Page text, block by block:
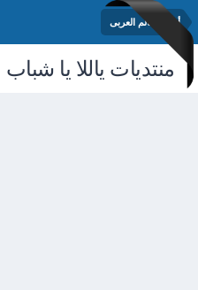
أخبار العالم العربى
منتديات ياللا يا شباب